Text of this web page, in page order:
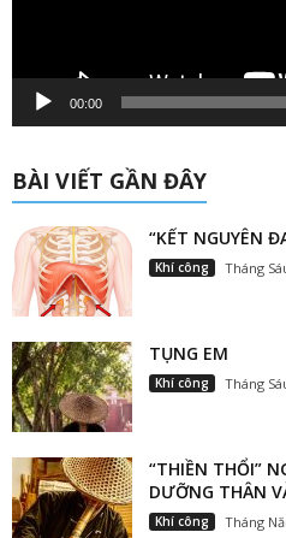
00:00
BÀI VIẾT GẦN ĐÂY
“KẾT NGUYÊN
Khí công Tháng
TỤNG EM
Khí công Tháng
“THIỀN THỔI”
DƯỠNG THÂN
Khí công Tháng